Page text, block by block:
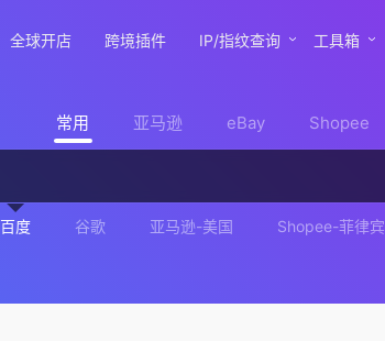
全球开店 跨境插件 IP/指纹查询 工具箱
常用 亚马逊 eBay Shopee
百度 谷歌 亚马逊-美国 Shopee-菲律宾